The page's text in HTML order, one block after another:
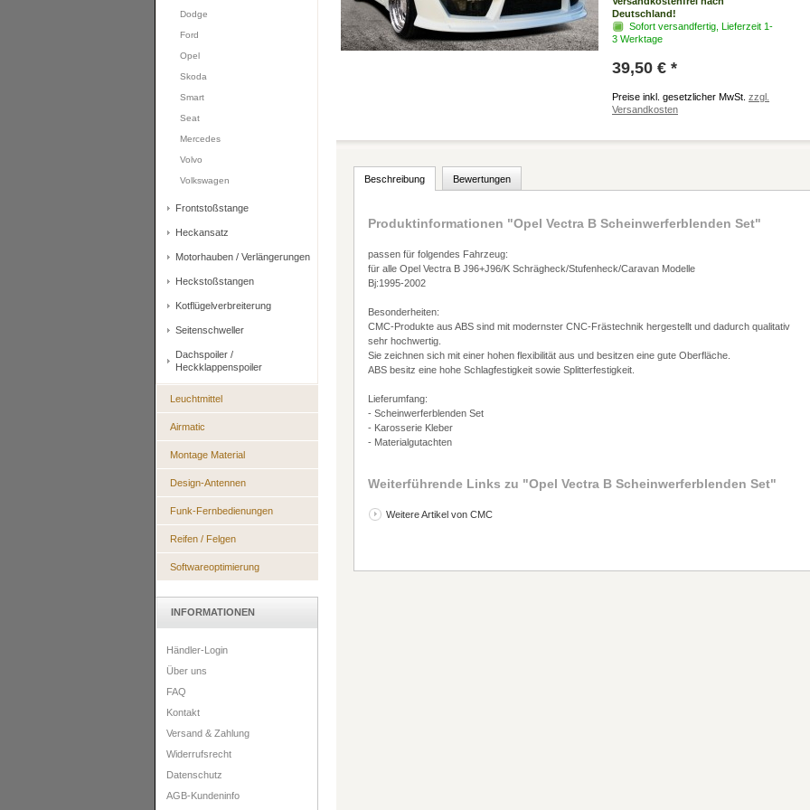
Dodge
Ford
Opel
Skoda
Smart
Seat
Mercedes
Volvo
Volkswagen
Frontstoßstange
Heckansatz
Motorhauben / Verlängerungen
Heckstoßstangen
Kotflügelverbreiterung
Seitenschweller
Dachspoiler /
Heckklappenspoiler
Leuchtmittel
Airmatic
Montage Material
Design-Antennen
Funk-Fernbedienungen
Reifen / Felgen
Softwareoptimierung
INFORMATIONEN
Händler-Login
Über uns
FAQ
Kontakt
Versand & Zahlung
Widerrufsrecht
Datenschutz
AGB-Kundeninfo
Deutschland!
Sofort versandfertig, Lieferzeit 1-
3 Werktage
39,50 € *
Preise inkl. gesetzlicher MwSt. zzgl.
Versandkosten
Beschreibung Bewertungen
Produktinformationen "Opel Vectra B Scheinwerferblenden Set"
passen für folgendes Fahrzeug:
für alle Opel Vectra B J96+J96/K Schrägheck/Stufenheck/Caravan Modelle
Bj:1995-2002
Besonderheiten:
CMC-Produkte aus ABS sind mit modernster CNC-Frästechnik hergestellt und dadurch qualitativ
sehr hochwertig.
Sie zeichnen sich mit einer hohen flexibilität aus und besitzen eine gute Oberfläche.
ABS besitz eine hohe Schlagfestigkeit sowie Splitterfestigkeit.
Lieferumfang:
- Scheinwerferblenden Set
- Karosserie Kleber
- Materialgutachten
Weiterführende Links zu "Opel Vectra B Scheinwerferblenden Set"
Weitere Artikel von CMC